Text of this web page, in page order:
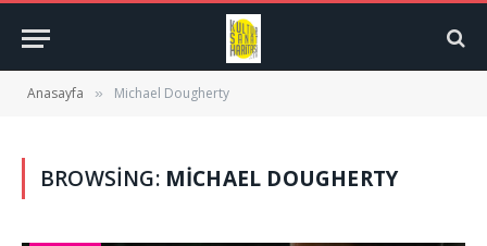
Anasayfa » Michael Dougherty
BROWSING: MICHAEL DOUGHERTY